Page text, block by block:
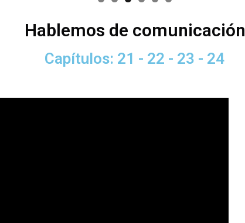
Hablemos de comunicación
Capítulos: 21 - 22 - 23 - 24